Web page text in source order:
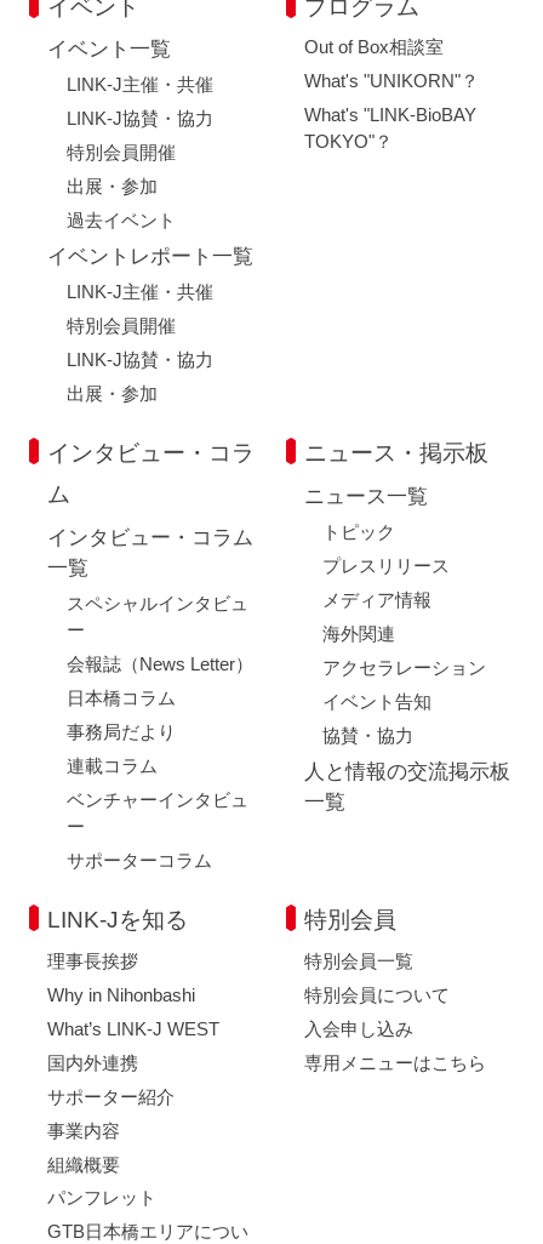
イベント
イベント一覧
LINK-J主催・共催
LINK-J協賛・協力
特別会員開催
出展・参加
過去イベント
イベントレポート一覧
LINK-J主催・共催
特別会員開催
LINK-J協賛・協力
出展・参加
プログラム
Out of Box相談室
What's "UNIKORN"？
What's "LINK-BioBAY
TOKYO"？
インタビュー・コラ
ム
インタビュー・コラム
一覧
スペシャルインタビュ
ー
会報誌（News Letter）
日本橋コラム
事務局だより
連載コラム
ベンチャーインタビュ
ー
サポーターコラム
ニュース・掲示板
ニュース一覧
トピック
プレスリリース
メディア情報
海外関連
アクセラレーション
イベント告知
協賛・協力
人と情報の交流掲示板
一覧
LINK-Jを知る
理事長挨拶
Why in Nihonbashi
What’s LINK-J WEST
国内外連携
サポーター紹介
事業内容
組織概要
パンフレット
GTB日本橋エリアについ
特別会員
特別会員一覧
特別会員について
入会申し込み
専用メニューはこちら